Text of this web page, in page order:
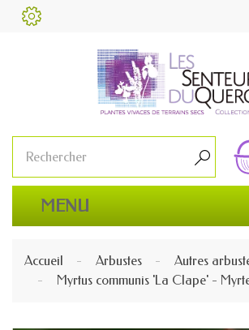

MENU
Accueil Arbustes
Autres
Myrtus communis 'La Clape' -